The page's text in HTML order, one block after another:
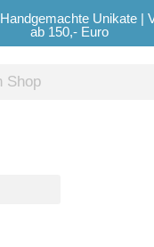
Unikate |
ab 150,- Euro